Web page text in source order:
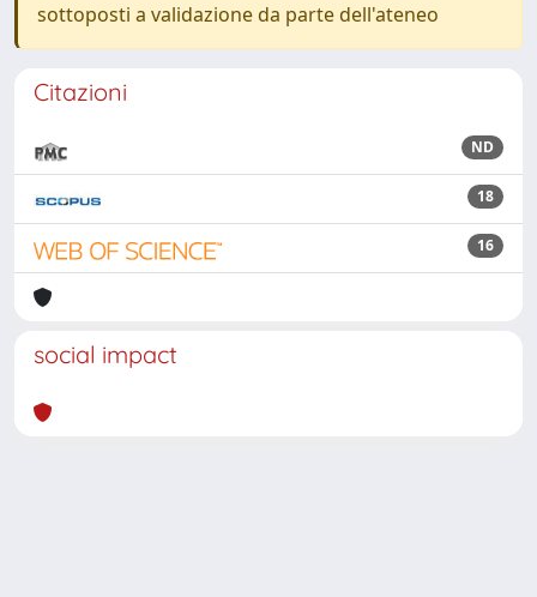
sottoposti a validazione da parte dell'ateneo
Citazioni
ND
18
16
social impact